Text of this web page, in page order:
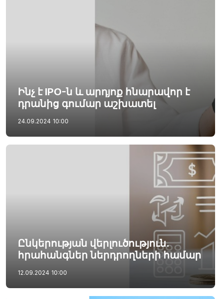
Ինչ է IPO-ն և արդյոք հնարավոր է
դրանից գումար աշխատել
24.09.2024 10:00
Ընկերության վերլուծություն.
հրահանգներ ներդրողների համար
12.09.2024 10:00